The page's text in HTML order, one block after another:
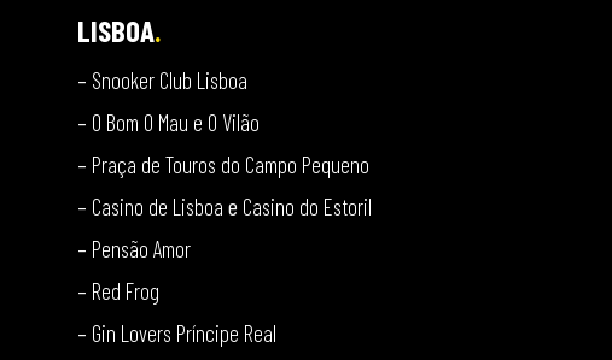
LISBOA.
– Snooker Club Lisboa
– O Bom O Mau e O Vilão
– Praça de Touros do Campo Pequeno
– Casino de Lisboa e Casino do Estoril
– Pensão Amor
– Red Frog
– Gin Lovers Príncipe Real